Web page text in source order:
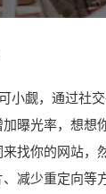
小觑，通过社
曝光率，想想
找你的网站，
减少重定向等